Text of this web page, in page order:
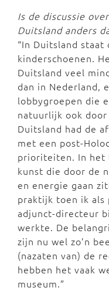
Is de discussie
Duitsland anders
“In Duitsland
kinderschoenen.
Duitsland veel
dan in Nederland,
lobbygroepen die
natuurlijk ook
Duitsland had de
met een post-
prioriteiten. In het
kunst die door de
en energie gaan
praktijk toen ik als
adjunct-directeur
werkte. De
zijn nu wel zo’n
(nazaten van) de
hebben het vaak
museum.”